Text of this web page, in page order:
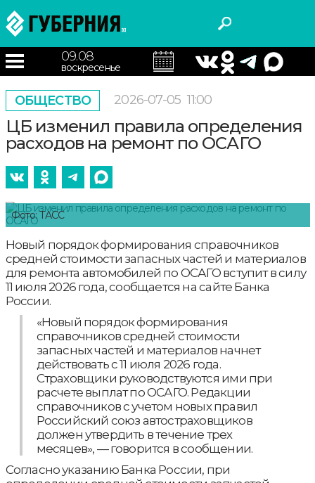
09.08
воскресенье
ОБЩЕСТВО 2026-07-05 11:00
ЦБ изменил правила определения
расходов на ремонт по ОСАГО
Фото: ТАСС
Новый порядок формирования справочников
средней стоимости запасных частей и материалов
для ремонта автомобилей по ОСАГО вступит в силу
11 июля 2026 года, сообщается на сайте Банка
России.
«Новый порядок формирования
справочников средней стоимости
запасных частей и материалов начнет
действовать с 11 июля 2026 года.
Страховщики руководствуются ими при
расчете выплат по ОСАГО. Редакции
справочников с учетом новых правил
Российский союз автостраховщиков
должен утвердить в течение трех
месяцев», — говорится в сообщении.
Согласно указанию Банка России, при